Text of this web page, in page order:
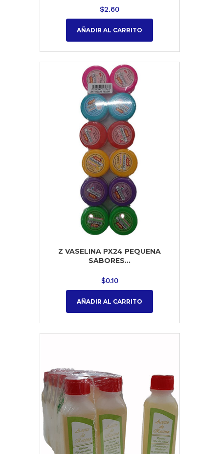
$2.60
AÑADIR AL CARRITO
Z VASELINA PX24 PEQUENA
SABORES...
$0.10
AÑADIR AL CARRITO